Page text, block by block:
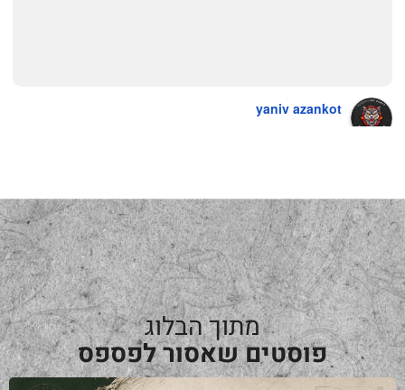
yaniv azankot
מתוך הבלוג
פוסטים שאסור לפספס